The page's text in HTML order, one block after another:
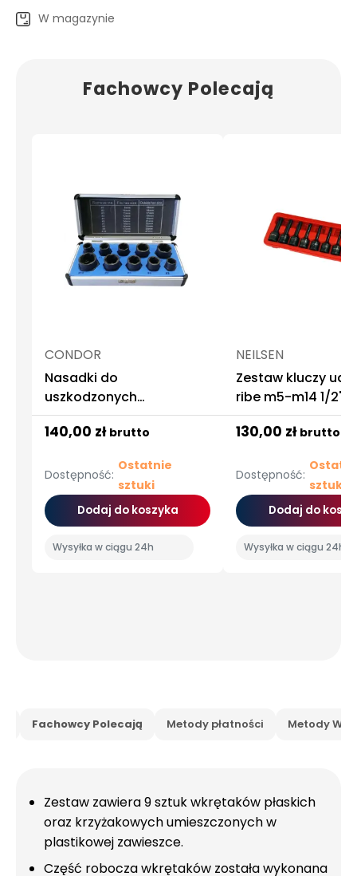
W magazynie
Fachowcy Polecają
CONDOR
Nasadki do
uszkodzonych
obrobionych
zapieczonych śrub m9-
140,00 zł brutto
Dostępność:
Ostatnie
sztuki
Dodaj do koszyka
Wysyłka w ciągu 24h
NEILSEN
Zestaw kluczy
ribe m5-m14 1/2"
130,00 zł brutto
Dostępność:
sztuki
Dodaj do
Wysyłka w ciągu 24h
Fachowcy Polecają Metody płatności Metody
Zestaw zawiera 9 sztuk wkrętaków płaskich
oraz krzyżakowych umieszczonych w
plastikowej zawieszce.
Część robocza wkrętaków została wykonana